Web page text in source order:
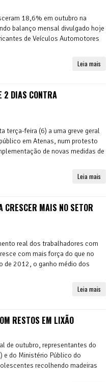
18,6% em outubro na
balanço mensal divulgado hoje
de Veículos Automotores
Leia mais
2 DIAS CONTRA
terça-feira (6) a uma greve geral
em Atenas, num protesto
de novas medidas de
Leia mais
CRESCER MAIS NO SETOR
real dos trabalhadores com
com mais força do que no
de 2012, o ganho médio dos
Leia mais
RESTOS EM LIXÃO
de outubro, representantes do
e do Ministério Público do
recolhendo madeiras